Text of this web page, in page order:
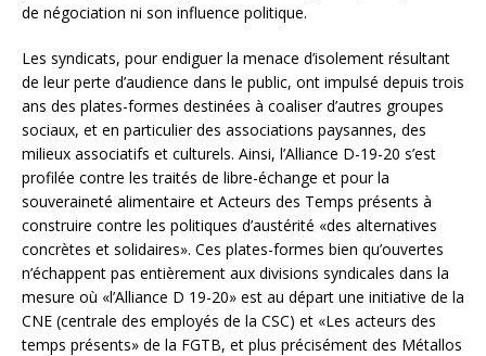
de négociation ni son influence politique.
Les syndicats, pour endiguer la menace d’isolement résultant
de leur perte d’audience dans le public, ont impulsé depuis trois
ans des plates-formes destinées à coaliser d’autres groupes
sociaux, et en particulier des associations paysannes, des
milieux associatifs et culturels. Ainsi, l’Alliance D-19-20 s’est
profilée contre les traités de libre-échange et pour la
souveraineté alimentaire et Acteurs des Temps présents à
construire contre les politiques d’austérité «des alternatives
concrètes et solidaires». Ces plates-formes bien qu’ouvertes
n’échappent pas entièrement aux divisions syndicales dans la
mesure où «l’Alliance D 19-20» est au départ une initiative de la
CNE (centrale des employés de la CSC) et «Les acteurs des
temps présents» de la FGTB, et plus précisément des Métallos